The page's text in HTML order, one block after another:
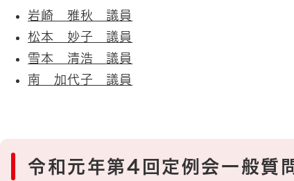
岩崎 雅秋 議員
松本 妙子 議員
雪本 清浩 議員
南 加代子 議員
令和元年第4回定例会一般質